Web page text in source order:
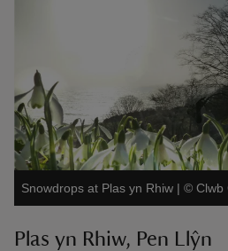
Snowdrops at Plas yn Rhiw | © Clwb
Plas yn Rhiw, Pen Llŷn